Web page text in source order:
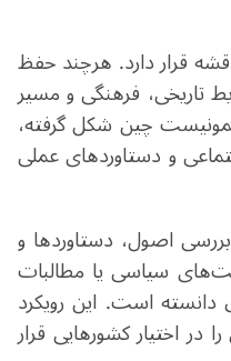
قرار دارد. هرچند حفظ
فرهنگی و مسیر
چین شکل گرفته،
و دستاوردهای عملی
2025)، فرصت مناسبی برای بررسی اصول، دستاوردها و
سیاسی یا مطالبات
است. این رویکرد
در اختیار کشورهایی قرار